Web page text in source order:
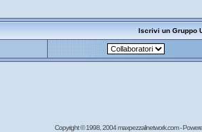
Iscrivi un Gruppo
Copyright © 1998, 2004 maxpezzalinetwork.com -